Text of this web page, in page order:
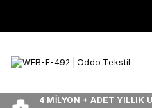
4 MİLYON + ADET YILLIK